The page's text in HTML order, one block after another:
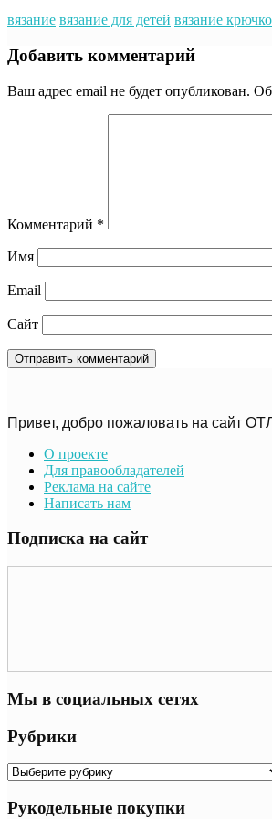
вязание вязание для детей вязание
Добавить комментарий
Ваш адрес email не будет опубликован.
Комментарий *
Имя
Email
Сайт
Привет, добро пожаловать на сайт
О проекте
Для правообладателей
Реклама на сайте
Написать нам
Подписка на сайт
Мы в социальных сетях
Рубрики
Рубрики
Рукодельные покупки